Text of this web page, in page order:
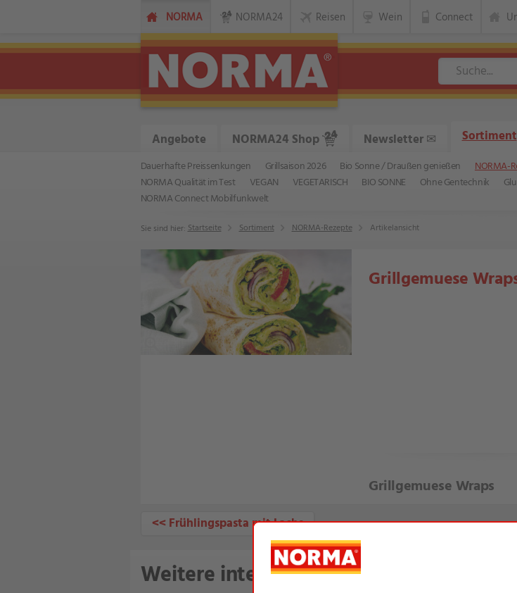
NORMA NORMA24 Reisen Wein Connect
Angebote NORMA24 Shop Newsletter✉ Sortiment
Dauerhafte Preissenkungen Grillsaison 2026 Bio Sonne / Draußen genießen NORMA-
NORMA Qualität im Test
VEGAN VEGETARISCH BIO SONNE Ohne Gentechnik
NORMA Connect Mobilfunkwelt
Sie sind hier: Startseite Sortiment NORMA-Rezepte Artikelansicht
Grillgemuese
Grillgemuese Wraps
<< Frühlingspasta mit Lachs
Weitere interessante Artikel aus dieser